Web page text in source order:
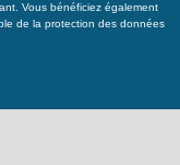
Vous bénéficiez également
de la protection des données